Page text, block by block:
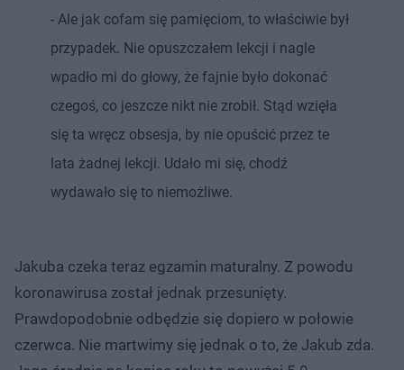
- Ale jak cofam się pamięciom, to właściwie był
przypadek. Nie opuszczałem lekcji i nagle
wpadło mi do głowy, że fajnie było dokonać
czegoś, co jeszcze nikt nie zrobił. Stąd wzięła
się ta wręcz obsesja, by nie opuścić przez te
lata żadnej lekcji. Udało mi się, chodź
wydawało się to niemożliwe.
Jakuba czeka teraz egzamin maturalny. Z powodu
koronawirusa został jednak przesunięty.
Prawdopodobnie odbędzie się dopiero w połowie
czerwca. Nie martwimy się jednak o to, że Jakub zda.